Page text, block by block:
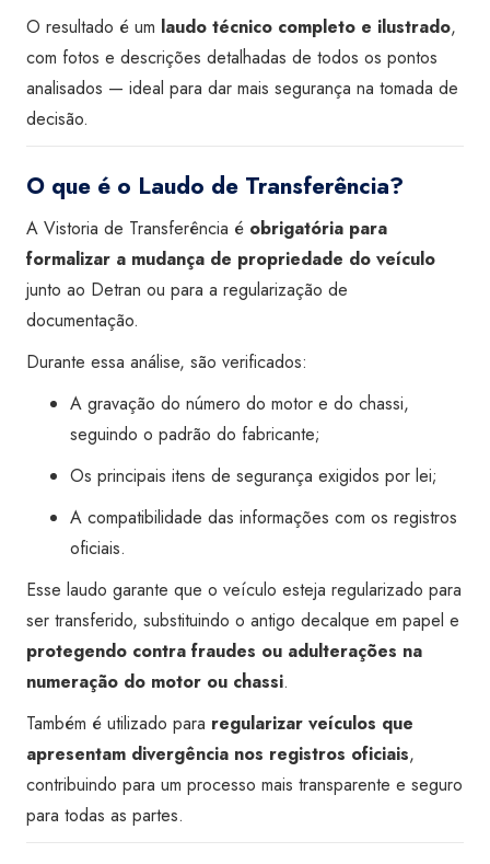
O resultado é um laudo técnico completo e ilustrado,
com fotos e descrições detalhadas de todos os pontos
analisados — ideal para dar mais segurança na tomada de
decisão.
O que é o Laudo de Transferência?
A Vistoria de Transferência é obrigatória para
formalizar a mudança de propriedade do veículo
junto ao Detran ou para a regularização de
documentação.
Durante essa análise, são verificados:
A gravação do número do motor e do chassi,
seguindo o padrão do fabricante;
Os principais itens de segurança exigidos por lei;
A compatibilidade das informações com os registros
oficiais.
Esse laudo garante que o veículo esteja regularizado para
ser transferido, substituindo o antigo decalque em papel e
protegendo contra fraudes ou adulterações na
numeração do motor ou chassi.
Também é utilizado para regularizar veículos que
apresentam divergência nos registros oficiais,
contribuindo para um processo mais transparente e seguro
para todas as partes.